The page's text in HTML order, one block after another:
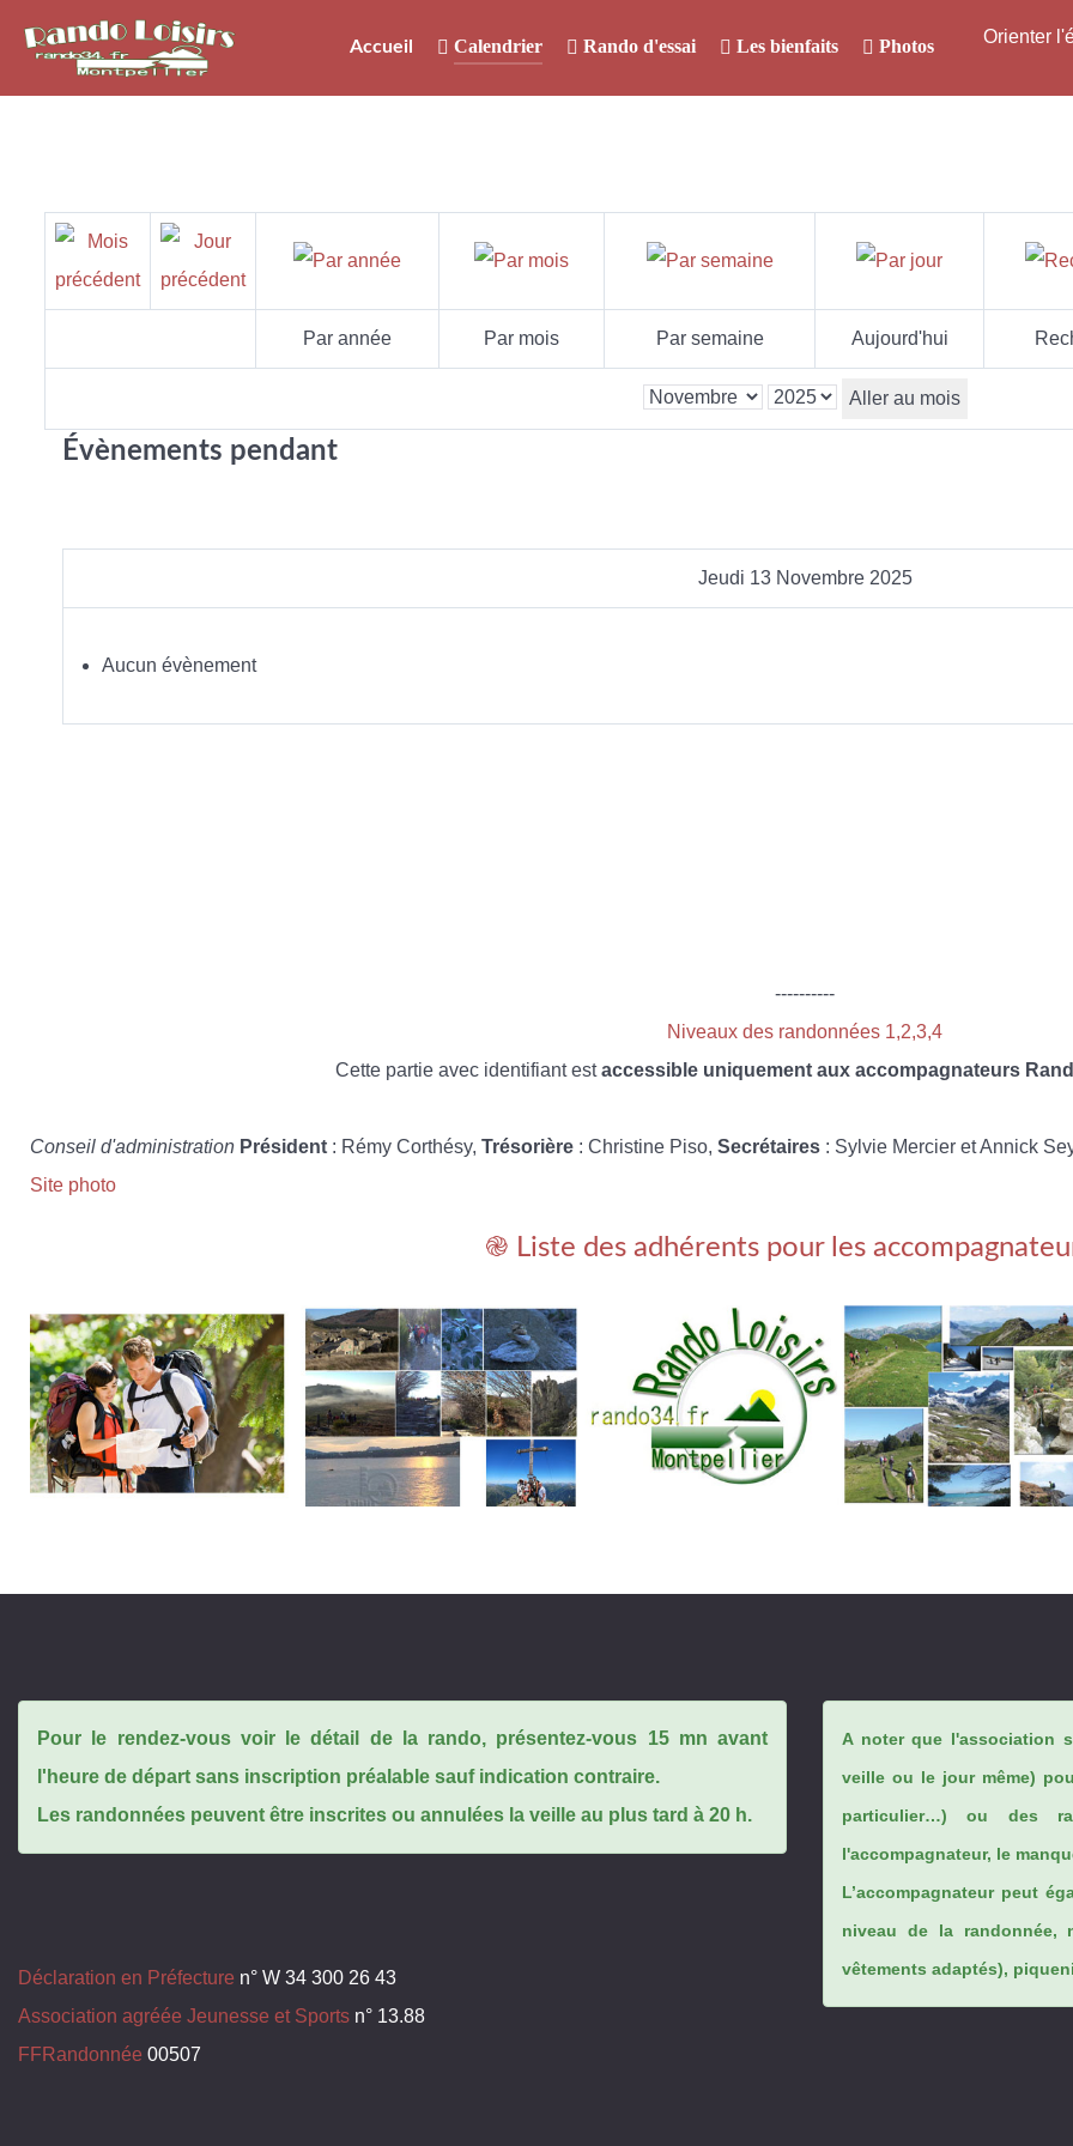
Accueil Calendrier Rando d'essai Les bienfaits Photos Orienter
Par année Par mois Par semaine Aujourd'hui
Aller au mois
Évènements pendant
Jeudi 13 Novembre 2025
Aucun évènement
----------
Niveaux des randonnées 1,2,3,4
Cette partie avec identifiant estaccessible uniquement aux accompagnateurs
Conseil d'administration Président : Rémy Corthésy, Trésorière : Christine Piso, Secrétaires : Sylvie Mercier et Annick
Site photo
֎ Liste des adhérents pour les
Pour le rendez-vous voir le détail de la rando, présentez-vous 15 mn avant
l'heure de départ sans inscription préalable sauf indication contraire.
Les randonnées peuvent être inscrites ou annulées la veille au plus tard à 20 h.
Déclaration en Préfecture n° W 34 300 26 43
Association agréée Jeunesse et Sports n° 13.88
FFRandonnée 00507
A noter que l'association
veille ou le jour même)
particulier…) ou des
l'accompagnateur, le
L’accompagnateur peut
niveau de la randonnée,
vêtements adaptés),